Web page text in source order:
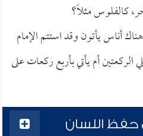
كالفلوس مثلاً؟
أناس يأتون وقد استتم الإمام
الركعتين أم يأتي بأربع ركعات على
اللسان